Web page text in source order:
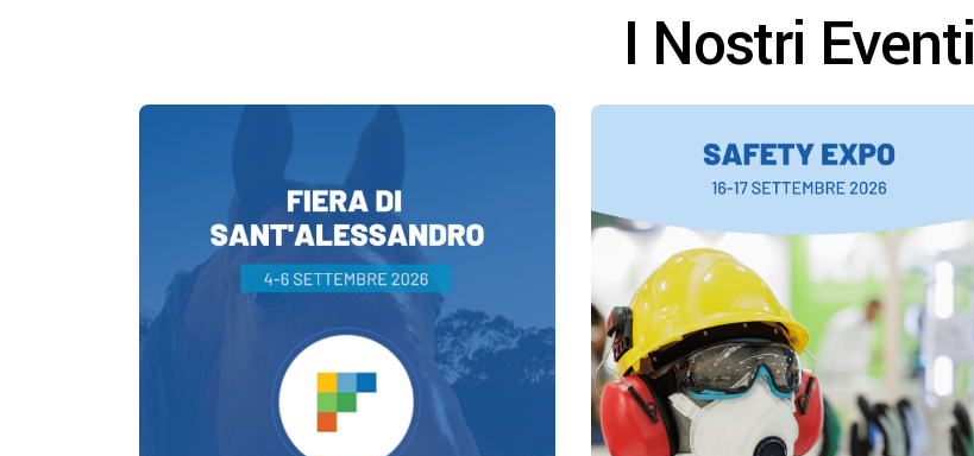
I Nostri Eventi